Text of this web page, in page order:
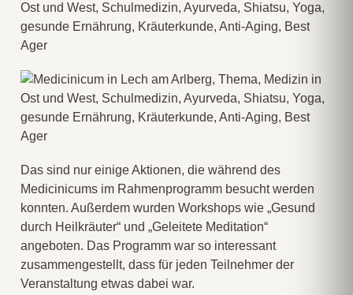
Das sind nur einige Aktionen, die während des
Medicinicums im Rahmenprogramm besucht werden
konnten. Außerdem wurden Workshops wie „Gesund
durch Heilkräuter“ und „Geleitete Meditation“
angeboten. Das Programm war so interessant
zusammengestellt, dass für jeden Teilnehmer der
Veranstaltung etwas dabei war.